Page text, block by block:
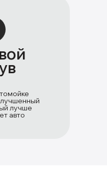
лучше
авто